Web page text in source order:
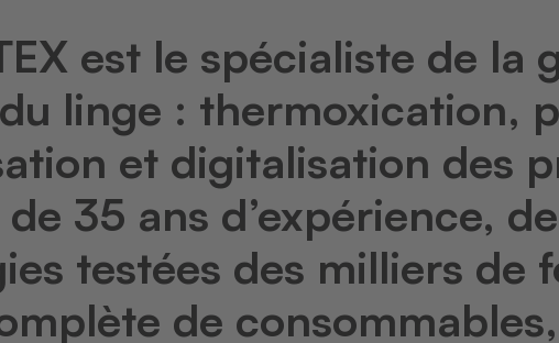
est le spécialiste de la
linge : thermoxication,
et digitalisation des
35 ans d’expérience,
testées des milliers de
de